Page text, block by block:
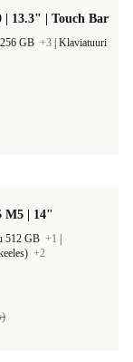
| 13.3" | Touch Bar
GB +3 Klaviatuuri
M5 | 14"
512 GB +1
+2